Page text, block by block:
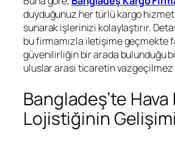
duyduğunuz her türlü kargo
sunarak işlerinizi kolaylaştırır.
bu firmamızla iletişime geçmekte
güvenilirliğin bir arada bulunduğu
uluslar arası ticaretin vazgeçilmez
Bangladeş’te Hava
Lojistiğinin Gelişimi